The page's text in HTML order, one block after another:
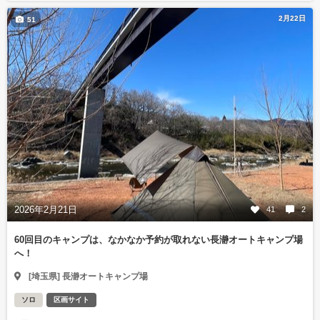
2月22日
2026年2月21日 41 2
51
60回目のキャンプは、なかなか予約が取れない長瀞オートキャンプ場
へ！
[埼玉県] 長瀞オートキャンプ場
ソロ 区画サイト